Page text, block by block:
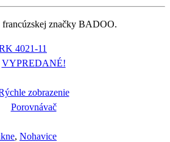
francúzskej značky BADOO.
VYPREDANÉ!
zobrazenie
Porovnávač
, Nohavice